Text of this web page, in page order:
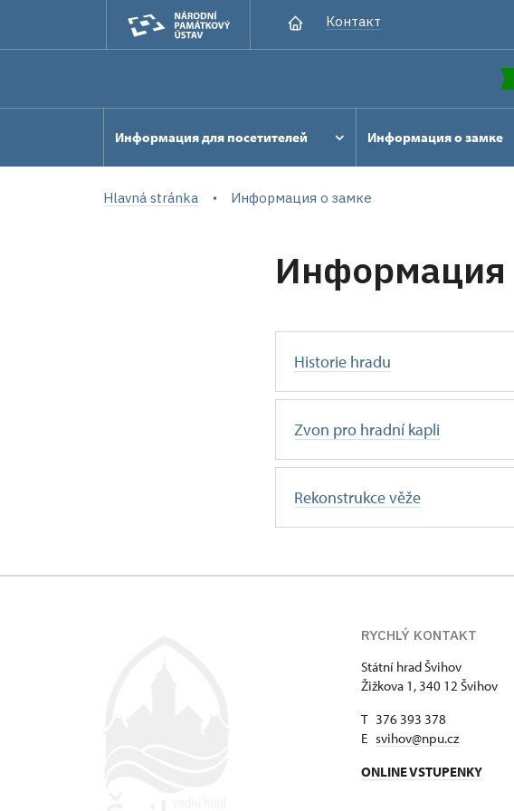
Контакт
Информация для посетителей Информация о замке
Hlavná stránka Информация о замке
Информация
Historie hradu
Zvon pro hradní kapli
Rekonstrukce věže
RYCHLÝ KONTAKT
Státní hrad Švihov
Žižkova 1, 340 12 Švihov
T 376 393 378
E svihov@npu.cz
ONLINE VSTUPENKY